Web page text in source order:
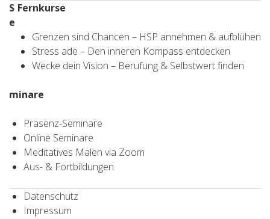
Fernkurse
Grenzen sind Chancen – HSP annehmen & aufblühen
Stress ade – Den inneren Kompass entdecken
Wecke dein Vision – Berufung & Selbstwert finden
S
e
minare
Präsenz-Seminare
Online Seminare
Meditatives Malen via Zoom
Aus- & Fortbildungen
Datenschutz
Impressum